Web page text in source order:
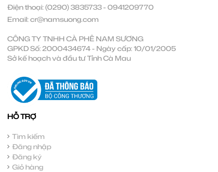
Điện thoại: (0290) 3835733- 0941209770
Email: cr@namsuong.com
CÔNG TY TNHH CÀ PHÊ NAM SƯƠNG
GPKD Số: 2000434674 - Ngày cấp: 10/01/2005
Sở kế hoạch và đầu tư Tỉnh Cà Mau
HỖ TRỢ
Tìm kiếm
Đăng nhập
Đăng ký
Giỏ hàng